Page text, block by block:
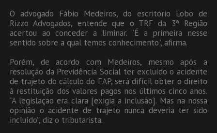
O advogado Fábio Medeiros, do escritório Lobo de
Rizzo Advogados, entende que o TRF da 3ª Região
acertou ao conceder a liminar. “É a primeira nesse
sentido sobre a qual temos conhecimento”, afirma.
Porém, de acordo com Medeiros, mesmo após a
resolução da Previdência Social ter excluído o acidente
de trajeto do cálculo do FAP, será difícil obter o direito
à restituição dos valores pagos nos últimos cinco anos.
“A legislação era clara [exigia a inclusão]. Mas na nossa
opinião o acidente de trajeto nunca deveria ter sido
incluído”, diz o tributarista.